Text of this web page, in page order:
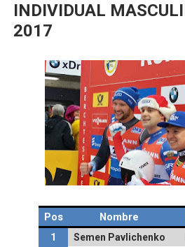
INDIVIDUAL
2017
Pos Nombre
1 Semen Pavlichenko